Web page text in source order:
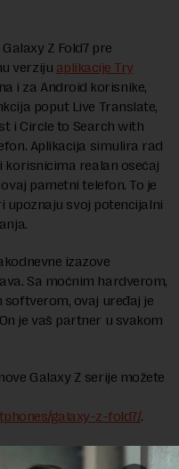
Z Fold7 pre
verziju aplikacije Try
i za Android korisnike,
poput Live Translate,
i Circle to Search with
Aplikacija simulira rad
korisnicima realan osećaj
pametni telefon. To je
upoznaju svoj potencijalni
izazove
Sa moćnim hardverom,
ovaj uređaj je
je vaš partner u svakom
Galaxy Z serije možete
galaxy-z-fold7/.